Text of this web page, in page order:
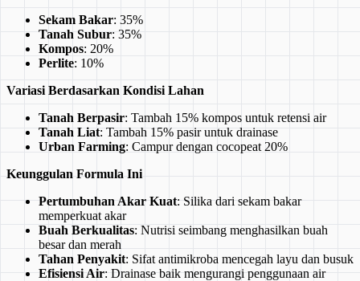
Sekam Bakar: 35%
Tanah Subur: 35%
Kompos: 20%
Perlite: 10%
Variasi Berdasarkan Kondisi Lahan
Tanah Berpasir: Tambah 15% kompos untuk retensi air
Tanah Liat: Tambah 15% pasir untuk drainase
Urban Farming: Campur dengan cocopeat 20%
Keunggulan Formula Ini
Pertumbuhan Akar Kuat: Silika dari sekam bakar
memperkuat akar
Buah Berkualitas: Nutrisi seimbang menghasilkan buah
besar dan merah
Tahan Penyakit: Sifat antimikroba mencegah layu dan busuk
Efisiensi Air: Drainase baik mengurangi penggunaan air